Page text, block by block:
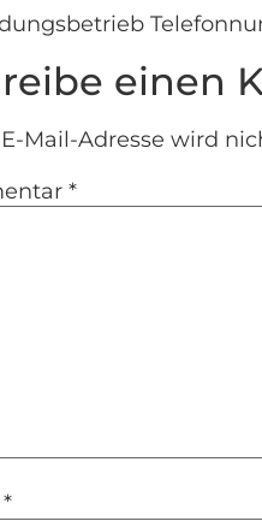
einen
Mail-Adresse wird
*
*